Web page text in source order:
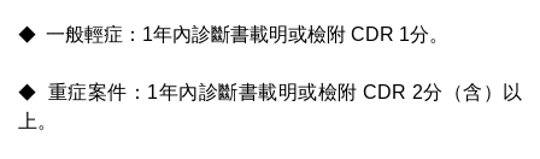
◆ 一般輕症：1年內診斷書載明或檢附 CDR 1分。
◆ 重症案件：1年內診斷書載明或檢附 CDR 2分（含）以
上。